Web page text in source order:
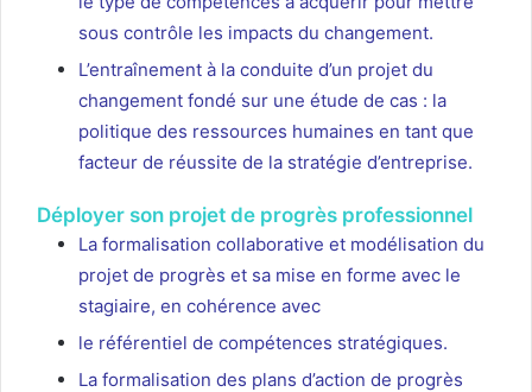
sous contrôle les impacts du changement.
L’entraînement à la conduite d’un projet du
changement fondé sur une étude de cas : la
politique des ressources humaines en tant que
facteur de réussite de la stratégie d’entreprise.
Déployer son projet de progrès professionnel
La formalisation collaborative et modélisation du
projet de progrès et sa mise en forme avec le
stagiaire, en cohérence avec
le référentiel de compétences stratégiques.
La formalisation des plans d’action de progrès